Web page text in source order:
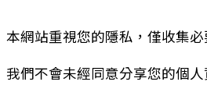
本網站重視您的隱私，僅收集
我們不會未經同意分享您的個